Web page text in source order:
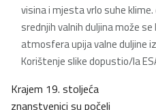
visina i mjesta vrlo suhe
srednjih valnih duljina može
atmosfera upija valne duljine
Korištenje slike dopustio/la
Krajem 19. stoljeća
znanstvenici su počeli